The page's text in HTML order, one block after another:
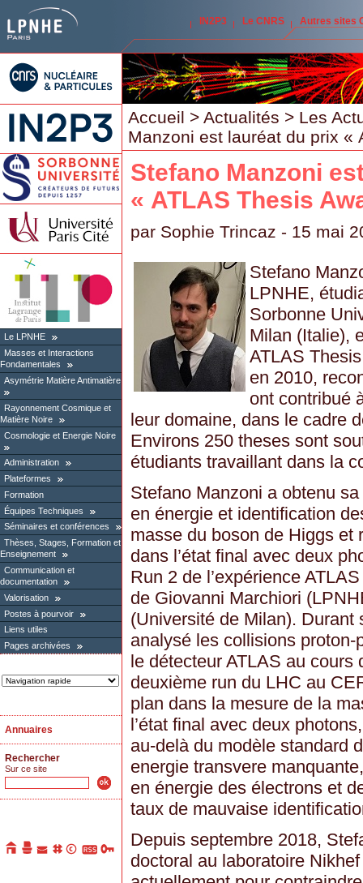
IN2P3 Le CNRS Autres sites
Le LPNHE
Masses et Interactions
Fondamentales
Asymétrie Matière Antimatière
Rayonnement Cosmique et
Matière Noire
Cosmologie et Energie Noire
Administration
Plateformes
Formation
Équipes Techniques
Séminaires et conférences
Thèses, Stages, Formation et
Enseignement
Communication et
documentation
Valorisation
Postes à pourvoir
Liens utiles
Pages archivées
Annuaires
Rechercher
Sur ce site
Accueil > Actualités > Les
Manzoni est lauréat du prix «
Stefano Manzoni
« ATLAS Thesis
par Sophie Trincaz - 15 mai
Stefano
LPNHE,
Sorbonne
Milan (Italie),
ATLAS
en 2010,
ont contribué
leur domaine, dans le cadre
Environs 250 theses sont
étudiants travaillant dans la
Stefano Manzoni a obtenu
en énergie et identification
masse du boson de Higgs et
dans l’état final avec deux
Run 2 de l’expérience
de Giovanni Marchiori
(Université de Milan).
analysé les collisions
le détecteur ATLAS au
deuxième run du LHC au
plan dans la mesure de la
l’état final avec deux
au-delà du modèle standard
energie transvere
en énergie des électrons et
taux de mauvaise
Depuis septembre 2018,
doctoral au laboratoire